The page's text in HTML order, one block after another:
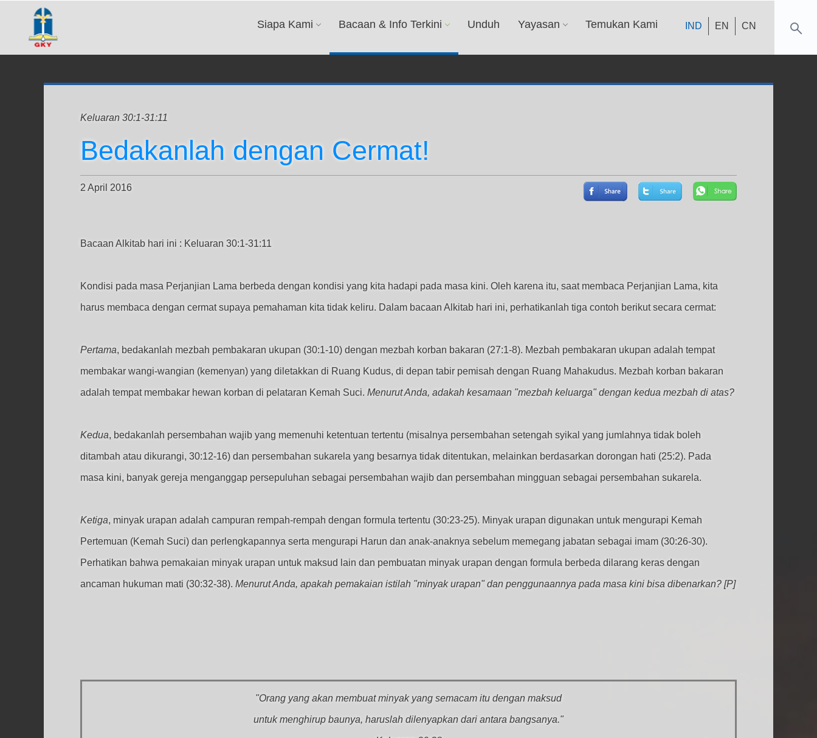
IND EN CN
Siapa Kami Bacaan & Info Terkini Unduh Yayasan Temukan Kami
Keluaran 30:1-31:11
Bedakanlah dengan Cermat!
2 April 2016
Bacaan Alkitab hari ini : Keluaran 30:1-31:11
Kondisi pada masa Perjanjian Lama berbeda dengan kondisi yang kita hadapi pada masa kini. Oleh karena itu, saat membaca Perjanjian Lama, kita
harus membaca dengan cermat supaya pemahaman kita tidak keliru. Dalam bacaan Alkitab hari ini, perhatikanlah tiga contoh berikut secara cermat:
Pertama, bedakanlah mezbah pembakaran ukupan (30:1-10) dengan mezbah korban bakaran (27:1-8). Mezbah pembakaran ukupan adalah tempat
membakar wangi-wangian (kemenyan) yang diletakkan di Ruang Kudus, di depan tabir pemisah dengan Ruang Mahakudus. Mezbah korban bakaran
adalah tempat membakar hewan korban di pelataran Kemah Suci. Menurut Anda, adakah kesamaan "mezbah keluarga" dengan kedua mezbah di atas?
Kedua, bedakanlah persembahan wajib yang memenuhi ketentuan tertentu (misalnya persembahan setengah syikal yang jumlahnya tidak boleh
ditambah atau dikurangi, 30:12-16) dan persembahan sukarela yang besarnya tidak ditentukan, melainkan berdasarkan dorongan hati (25:2). Pada
masa kini, banyak gereja menganggap persepuluhan sebagai persembahan wajib dan persembahan mingguan sebagai persembahan sukarela.
Ketiga, minyak urapan adalah campuran rempah-rempah dengan formula tertentu (30:23-25). Minyak urapan digunakan untuk mengurapi Kemah
Pertemuan (Kemah Suci) dan perlengkapannya serta mengurapi Harun dan anak-anaknya sebelum memegang jabatan sebagai imam (30:26-30).
Perhatikan bahwa pemakaian minyak urapan untuk maksud lain dan pembuatan minyak urapan dengan formula berbeda dilarang keras dengan
ancaman hukuman mati (30:32-38). Menurut Anda, apakah pemakaian istilah "minyak urapan" dan penggunaannya pada masa kini bisa dibenarkan? [P]
"Orang yang akan membuat minyak yang semacam itu dengan maksud
untuk menghirup baunya, haruslah dilenyapkan dari antara bangsanya."